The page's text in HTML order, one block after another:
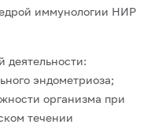
иммунологии НИР
деятельности:
эндометриоза;
организма при
течении